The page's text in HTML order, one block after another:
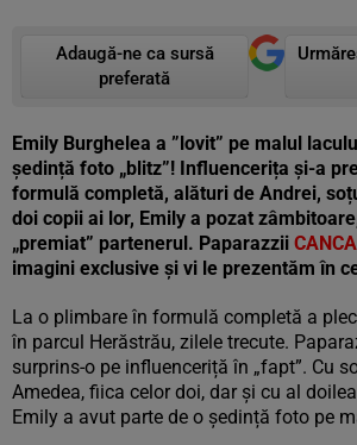
Adaugă-ne ca sursă
preferată
Emily Burghelea a ”lovit” pe malul
ședință foto „blitz”! Influencerița și-a
formulă completă, alături de Andrei,
doi copii ai lor, Emily a pozat
„premiat” partenerul. Paparazzii
imagini exclusive și vi le prezentăm în
La o plimbare în formulă completă a
în parcul Herăstrău, zilele trecute.
surprins-o pe influenceriță în „fapt”. Cu
Amedea, fiica celor doi, dar și cu al
Emily a avut parte de o ședință foto pe